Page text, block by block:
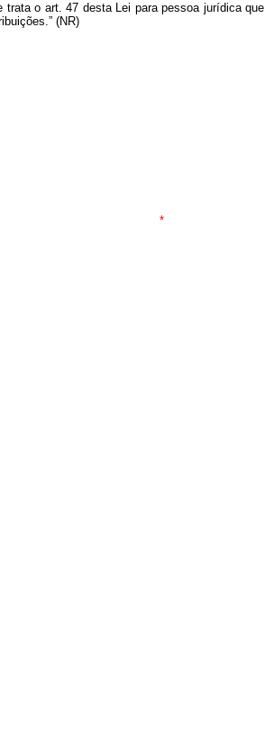
o art. 47 desta Lei para pessoa jurídica
(NR)
*